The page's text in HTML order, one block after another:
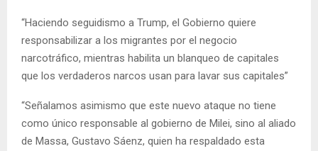
“Haciendo seguidismo a Trump, el Gobierno quiere
responsabilizar a los migrantes por el negocio
narcotráfico, mientras habilita un blanqueo de capitales
que los verdaderos narcos usan para lavar sus capitales”
“Señalamos asimismo que este nuevo ataque no tiene
como único responsable al gobierno de Milei, sino al aliado
de Massa, Gustavo Sáenz, quien ha respaldado esta